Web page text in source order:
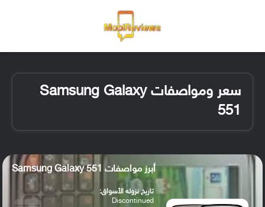
سعر ومواصفات Samsung Galaxy
551
أبرز مواصفات Samsung Galaxy 551
تاريخ نزوله الأسواق:
Discontinued